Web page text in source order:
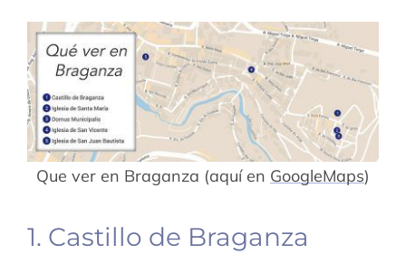
Que ver en Braganza (aquí en GoogleMaps)
1. Castillo de Braganza